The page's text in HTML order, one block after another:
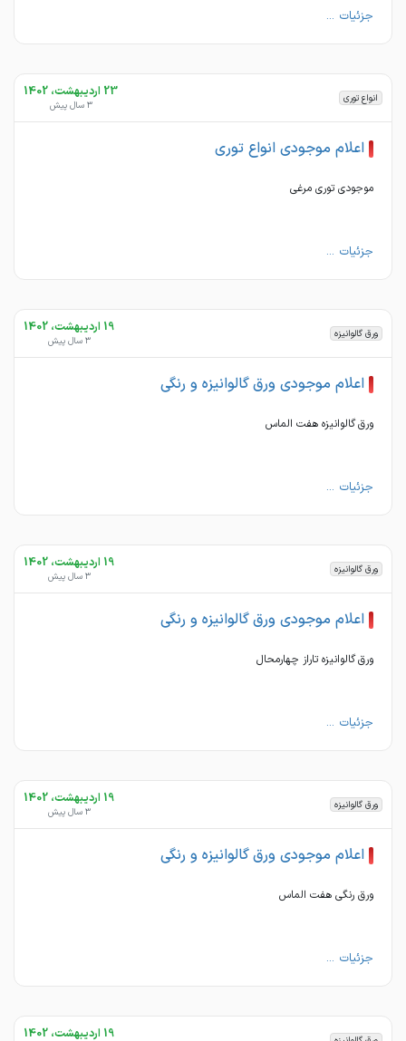
جزئیات ...
انواع توری 23 اردیبهشت، 1402
3 سال پیش
اعلام موجودی انواع توری
موجودی توری مرغی
جزئیات ...
ورق گالوانیزه 19 اردیبهشت، 1402
3 سال پیش
اعلام موجودی ورق گالوانیزه و رنگی
ورق گالوانیزه هفت الماس
جزئیات ...
ورق گالوانیزه 19 اردیبهشت، 1402
3 سال پیش
اعلام موجودی ورق گالوانیزه و رنگی
ورق گالوانیزه تاراز چهارمحال
جزئیات ...
ورق گالوانیزه 19 اردیبهشت، 1402
3 سال پیش
اعلام موجودی ورق گالوانیزه و رنگی
ورق رنگی هفت الماس
جزئیات ...
19 اردیبهشت، 1402